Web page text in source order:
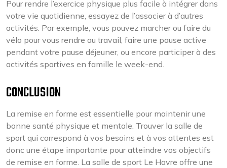
Pour rendre l’exercice physique plus facile à intégrer dans
votre vie quotidienne, essayez de l’associer à d’autres
activités. Par exemple, vous pouvez marcher ou faire du
vélo pour vous rendre au travail, faire une pause active
pendant votre pause déjeuner, ou encore participer à des
activités sportives en famille le week-end.
CONCLUSION
La remise en forme est essentielle pour maintenir une
bonne santé physique et mentale. Trouver la salle de
sport qui correspond à vos besoins et à vos attentes est
donc une étape importante pour atteindre vos objectifs
de remise en forme. La salle de sport Le Havre offre une